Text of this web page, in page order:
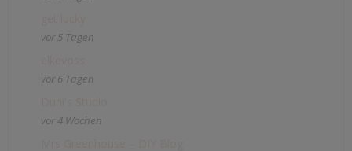
vor 5 Tagen
vor 6 Tagen
vor 4 Wochen